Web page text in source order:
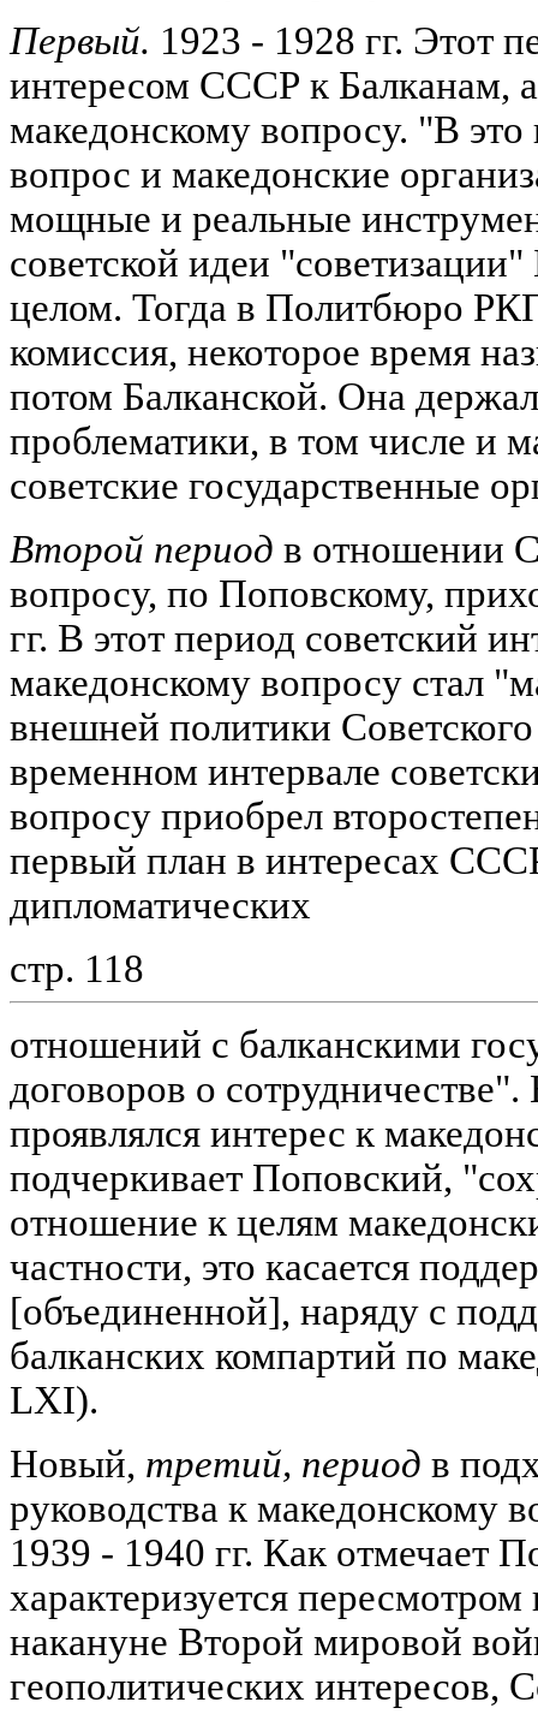
Первый. 1923 - 1928 гг. Этот
интересом СССР к Балканам, а
македонскому вопросу. "В
вопрос и македонские
мощные и реальные
советской идеи
целом. Тогда в Политбюро
комиссия, некоторое время
потом Балканской. Она
проблематики, в том числе и
советские государственные
Второй период в отношении
вопросу, по Поповскому,
гг. В этот период советский
македонскому вопросу стал
внешней политики
временном интервале
вопросу приобрел
первый план в интересах
дипломатических
стр. 118
отношений с балканскими
договоров о сотрудничестве".
проявлялся интерес к
подчеркивает Поповский,
отношение к целям
частности, это касается
[объединенной], наряду с
балканских компартий по
LXI).
Новый, третий, период в
руководства к македонскому
1939 - 1940 гг. Как отмечает
характеризуется
накануне Второй мировой
геополитических интересов,